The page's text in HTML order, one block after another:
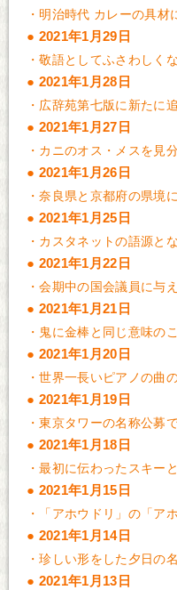
・ 明治時代 カレーの具材
2021年1月29日
・敬語としてふさわしく
2021年1月28日
・ 広辞苑第七版に新たに
2021年1月27日
・ カニのオス・メスを見
2021年1月26日
・奈良県と京都府の県境
2021年1月25日
・ カスタネットの語源と
2021年1月22日
・会期中の国会議員に与
2021年1月21日
・ 鬼に金棒と同じ意味の
2021年1月20日
・世界一長いピアノの曲
2021年1月19日
・東京タワーの名称公募
2021年1月18日
・最初に伝わったスキー
2021年1月15日
・ 「アホウドリ」の「ア
2021年1月14日
・珍しい形をした夕日の
2021年1月13日